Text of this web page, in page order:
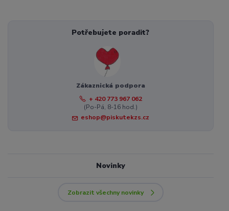
Potřebujete poradit?
Zákaznická podpora
+ 420 773 967 062
(Po-Pá, 8-16 hod.)
eshop@piskutekzs.cz
Novinky
Zobrazit všechny novinky